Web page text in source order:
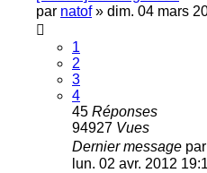
par natof» dim. 04 mars
1
2
3
4
45 Réponses
94927 Vues
Dernier message par
lun. 02 avr. 2012